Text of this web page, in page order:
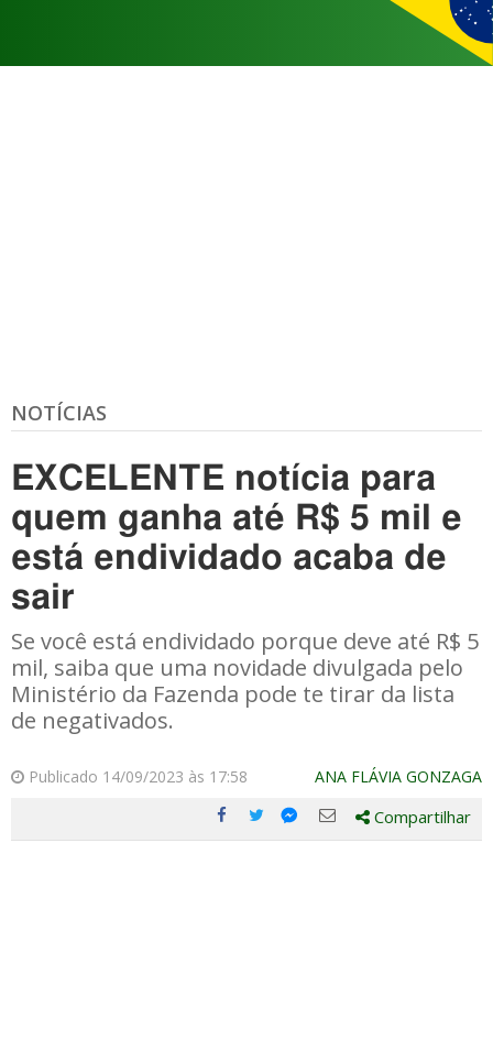
NOTÍCIAS
EXCELENTE notícia para
quem ganha até R$ 5 mil e
está endividado acaba de
sair
Se você está endividado porque deve até R$ 5
mil, saiba que uma novidade divulgada pelo
Ministério da Fazenda pode te tirar da lista
de negativados.
Publicado 14/09/2023 às 17:58 ANA FLÁVIA GONZAGA
Compartilhe
Compartilhe
Compartilhe
Compartilhe
Compartilhar